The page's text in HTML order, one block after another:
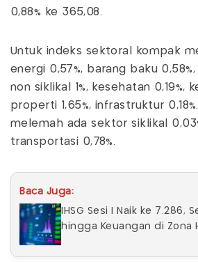
0,88% ke 365,08.
Untuk indeks sektoral kompak
energi 0,57%, barang baku
non siklikal 1%, kesehatan 0,19%,
properti 1,65%, infrastruktur
melemah ada sektor siklikal
transportasi 0,78%.
Baca Juga:
IHSG Sesi I Naik ke 7.286,
hingga Keuangan di Zona